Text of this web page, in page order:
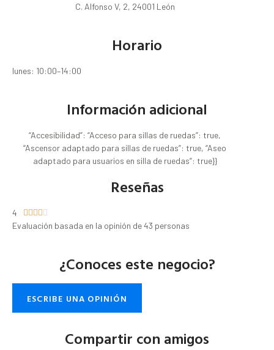
C. Alfonso V, 2, 24001 León
Horario
lunes: 10:00–14:00
Información adicional
“Accesibilidad”: “Acceso para sillas de ruedas”: true,
“Ascensor adaptado para sillas de ruedas”: true, “Aseo
adaptado para usuarios en silla de ruedas”: true}}
Reseñas
4 
Evaluación basada en la opinión de 43 personas
¿Conoces este negocio?
ESCRIBE UNA OPINIÓN
Compartir con amigos